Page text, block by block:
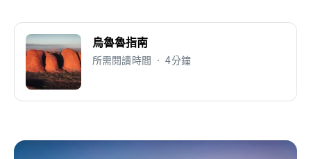
烏魯魯指南
所需閱讀時間 • 4分鐘